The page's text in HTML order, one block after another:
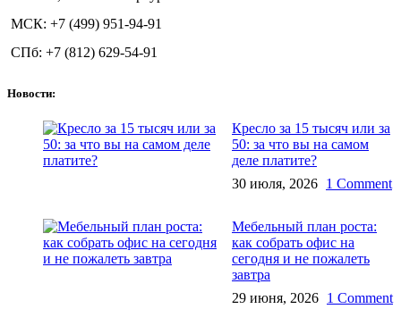
МСК: +7 (499) 951-94-91
СПб: +7 (812) 629-54-91
Новости:
Кресло за 15 тысяч или за
50: за что вы на самом
деле платите?
30 июля, 2026 1 Comment
Мебельный план роста:
как собрать офис на
сегодня и не пожалеть
завтра
29 июня, 2026 1 Comment